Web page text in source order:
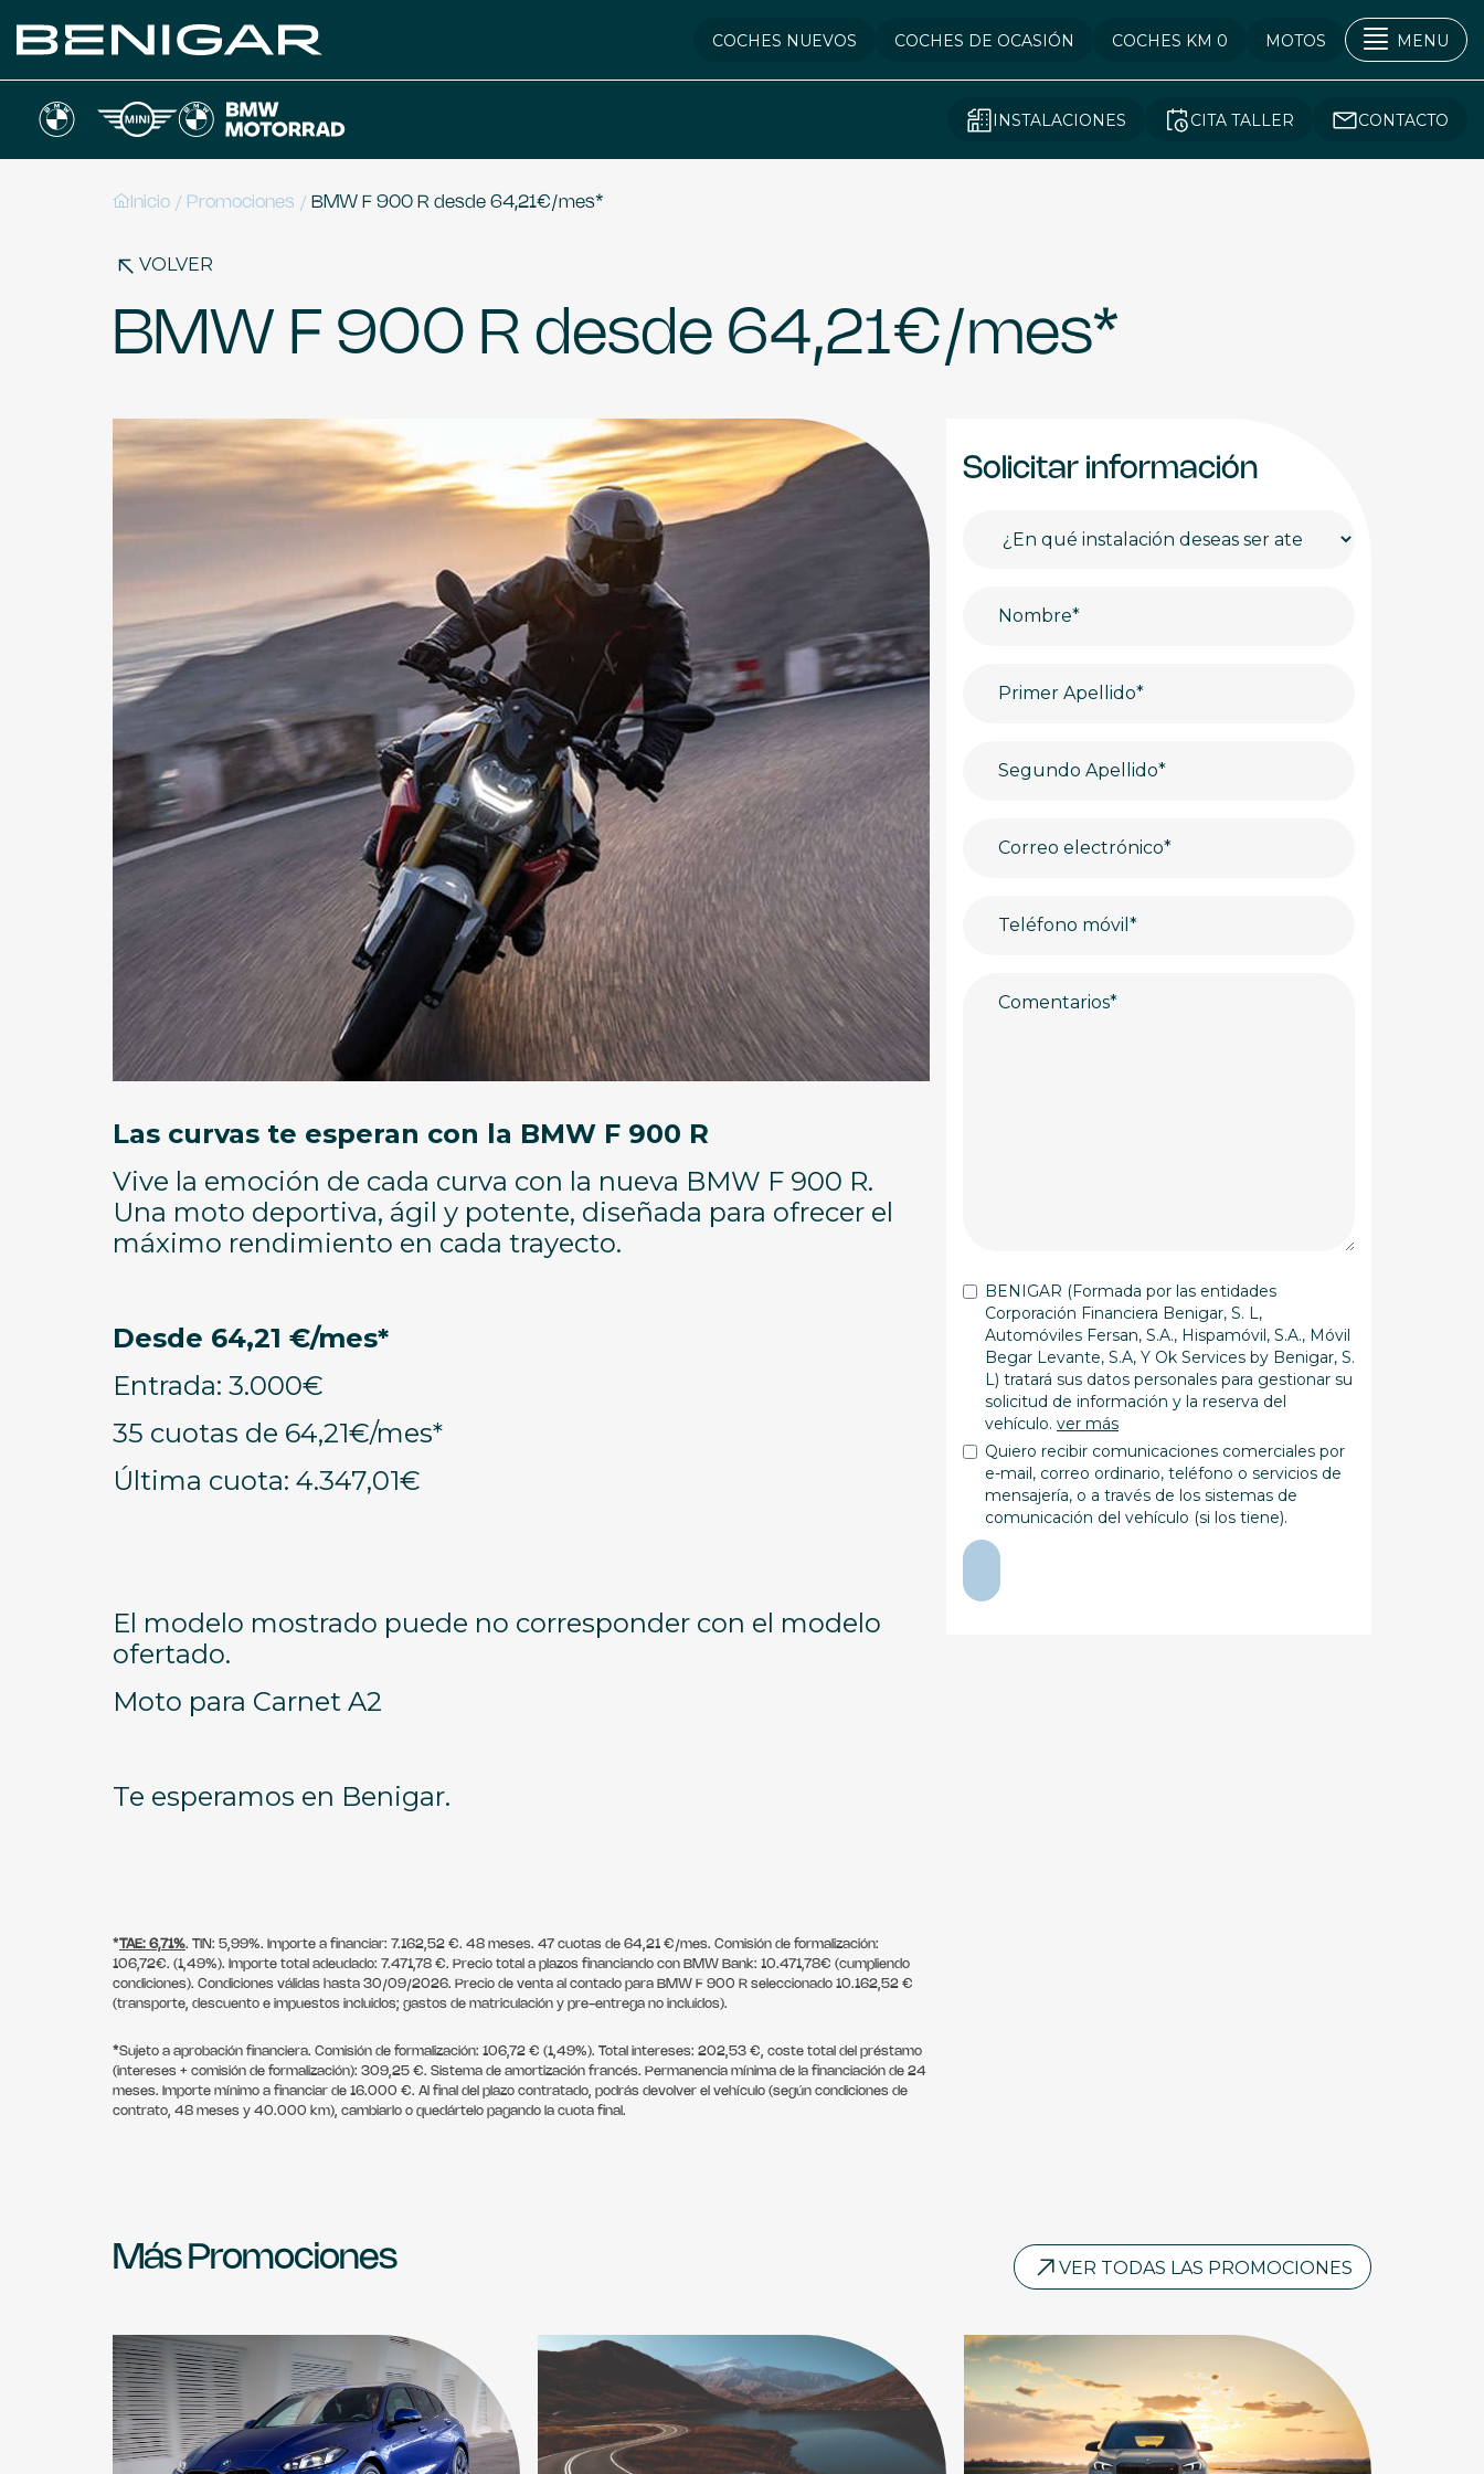
COCHES NUEVOS COCHES DE OCASIÓN COCHES KM 0 MOTOS MENU
INSTALACIONES CITA TALLER CONTACTO
Inicio / Promociones / BMW F 900 R desde 64,21€/mes*
VOLVER
BMW F 900 R desde 64,21€/mes*
Las curvas te esperan con la BMW F 900 R
Vive la emoción de cada curva con la nueva BMW F 900 R.
Una moto deportiva, ágil y potente, diseñada para ofrecer el
máximo rendimiento en cada trayecto.
Desde 64,21 €/mes*
Entrada: 3.000€
35 cuotas de 64,21€/mes*
Última cuota: 4.347,01€
El modelo mostrado puede no corresponder con el modelo
ofertado.
Moto para Carnet A2
Te esperamos en Benigar.
*TAE: 6,71%. TIN: 5,99%. Importe a financiar: 7.162,52 €. 48 meses. 47 cuotas de 64,21 €/mes. Comisión de formalización:
106,72€. (1,49%). Importe total adeudado: 7.471,78 €. Precio total a plazos financiando con BMW Bank: 10.471,78€ (cumpliendo
condiciones). Condiciones válidas hasta 30/09/2026. Precio de venta al contado para BMW F 900 R seleccionado 10.162,52 €
(transporte, descuento e impuestos incluidos; gastos de matriculación y pre-entrega no incluidos).
*Sujeto a aprobación financiera. Comisión de formalización: 106,72 € (1,49%). Total intereses: 202,53 €, coste total del préstamo
(intereses + comisión de formalización): 309,25 €. Sistema de amortización francés. Permanencia mínima de la financiación de 24
meses. Importe mínimo a financiar de 16.000 €. Al final del plazo contratado, podrás devolver el vehículo (según condiciones de
contrato, 48 meses y 40.000 km), cambiarlo o quedártelo pagando la cuota final.
Solicitar información
BENIGAR (Formada por las entidades
Corporación Financiera Benigar, S. L,
Automóviles Fersan, S.A., Hispamóvil, S.A., Móvil
Begar Levante, S.A, Y Ok Services by Benigar, S.
L) tratará sus datos personales para gestionar su
solicitud de información y la reserva del
vehículo. ver más
Quiero recibir comunicaciones comerciales por
e-mail, correo ordinario, teléfono o servicios de
mensajería, o a través de los sistemas de
comunicación del vehículo (si los tiene).
Más Promociones VER TODAS LAS PROMOCIONES